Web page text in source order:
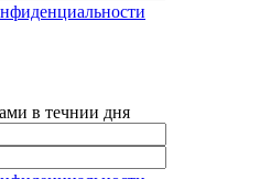
в течнии дня